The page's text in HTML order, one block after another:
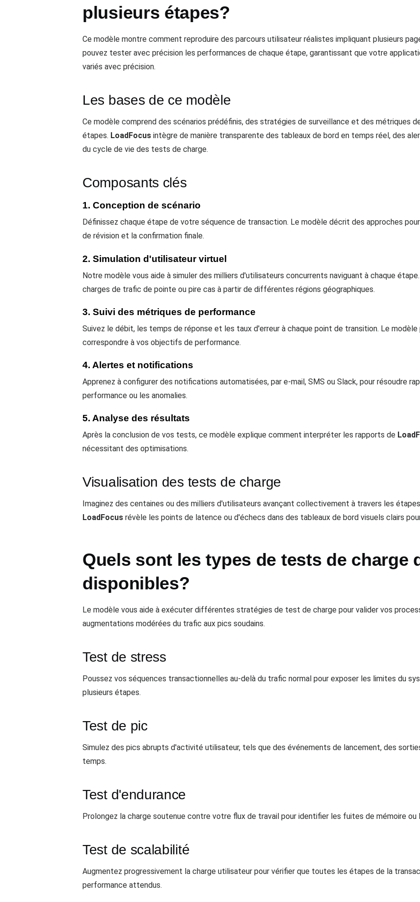
plusieurs étapes?
Ce modèle montre comment reproduire des parcours utilisateur réalistes impliquant plusieurs
pouvez tester avec précision les performances de chaque étape, garantissant que votre
variés avec précision.
Les bases de ce modèle
Ce modèle comprend des scénarios prédéfinis, des stratégies de surveillance et des métriques
étapes. LoadFocus intègre de manière transparente des tableaux de bord en temps réel, des
du cycle de vie des tests de charge.
Composants clés
1. Conception de scénario
Définissez chaque étape de votre séquence de transaction. Le modèle décrit des approches
de révision et la confirmation finale.
2. Simulation d'utilisateur virtuel
Notre modèle vous aide à simuler des milliers d'utilisateurs concurrents naviguant à chaque étape.
charges de trafic de pointe ou pire cas à partir de différentes régions géographiques.
3. Suivi des métriques de performance
Suivez le débit, les temps de réponse et les taux d'erreur à chaque point de transition. Le
correspondre à vos objectifs de performance.
4. Alertes et notifications
Apprenez à configurer des notifications automatisées, par e-mail, SMS ou Slack, pour résoudre
performance ou les anomalies.
5. Analyse des résultats
Après la conclusion de vos tests, ce modèle explique comment interpréter les rapports de
nécessitant des optimisations.
Visualisation des tests de charge
Imaginez des centaines ou des milliers d'utilisateurs avançant collectivement à travers les
LoadFocus révèle les points de latence ou d'échecs dans des tableaux de bord visuels clairs
Quels sont les types de tests de charge
disponibles?
Le modèle vous aide à exécuter différentes stratégies de test de charge pour valider vos
augmentations modérées du trafic aux pics soudains.
Test de stress
Poussez vos séquences transactionnelles au-delà du trafic normal pour exposer les limites du
plusieurs étapes.
Test de pic
Simulez des pics abrupts d'activité utilisateur, tels que des événements de lancement, des
temps.
Test d'endurance
Prolongez la charge soutenue contre votre flux de travail pour identifier les fuites de mémoire
Test de scalabilité
Augmentez progressivement la charge utilisateur pour vérifier que toutes les étapes de la
performance attendus.